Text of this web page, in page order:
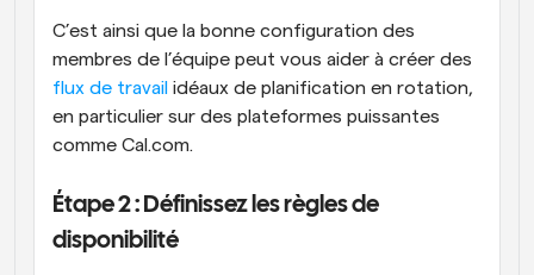
C’est ainsi que la bonne configuration des
flux de travail idéaux de planification en rotation,
en particulier sur des plateformes puissantes
comme Cal.com.
Étape 2 : Définissez les règles de
disponibilité